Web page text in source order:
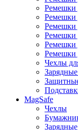
Ремешки
Ремешки
Ремешки
Ремешки
Ремешки
Ремешки
Чехлы
MagSafe
Чехлы